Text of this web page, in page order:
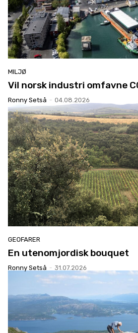
MILJØ
Vil norsk industri omfavne
Ronny Setså - 04.08.2026
GEOFARER
En utenomjordisk bouquet
Ronny Setså - 31.07.2026